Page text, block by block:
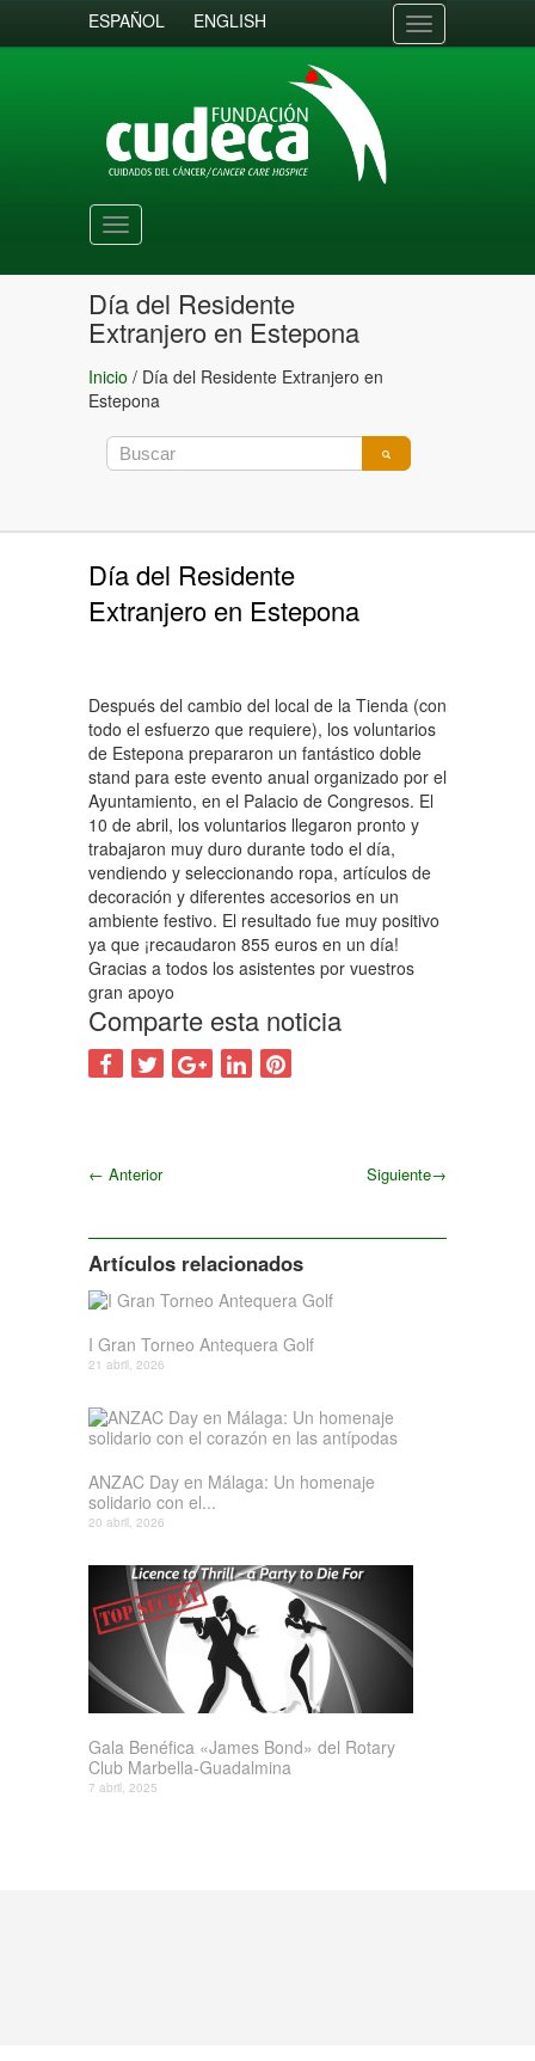
ESPAÑOL ENGLISH
Toggle
navigation
Toggle
navigation
Día del Residente
Extranjero en Estepona
Inicio / Día del Residente Extranjero en
Estepona
Día del Residente
Extranjero en Estepona
Después del cambio del local de la Tienda (con
todo el esfuerzo que requiere), los voluntarios
de Estepona prepararon un fantástico doble
stand para este evento anual organizado por el
Ayuntamiento, en el Palacio de Congresos. El
10 de abril, los voluntarios llegaron pronto y
trabajaron muy duro durante todo el día,
vendiendo y seleccionando ropa, artículos de
decoración y diferentes accesorios en un
ambiente festivo. El resultado fue muy positivo
ya que ¡recaudaron 855 euros en un día!
Gracias a todos los asistentes por vuestros
gran apoyo
Comparte esta noticia
← Anterior Siguiente→
Artículos relacionados
I Gran Torneo Antequera Golf
21 abril, 2026
ANZAC Day en Málaga: Un homenaje
solidario con el...
20 abril, 2026
Gala Benéfica «James Bond» del Rotary
Club Marbella-Guadalmina
7 abril, 2025